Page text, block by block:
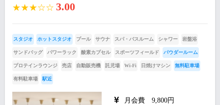
★★★☆☆ 3.00
スタジオ ホットスタジオ プール サウナ スパ・バスルーム シャワー 岩盤浴
サンドバッグ パワーラック 酸素カプセル スポーツフィールド パウダールーム
プロテインラウンジ 売店 自動販売機 託児場 Wi-Fi 日焼けマシン 無料駐車場
有料駐車場 駅近
月会費 9,800円